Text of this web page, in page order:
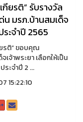
กียรติ” รับรางวัล
น มรภ.บ้านสมเด็จ
ระจำปี 2565
รติ” ขอบคุณ
เจ้าพระยา เลือกให้เป็น
ระจำปี 2 ...
15:22:10